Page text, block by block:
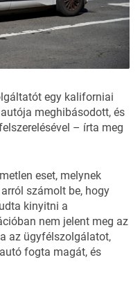
egy kaliforniai
meghibásodott, és
– írta meg
eset, melynek
számolt be, hogy
kinyitni a
nem jelent meg az
az ügyfélszolgálatot,
fogta magát, és